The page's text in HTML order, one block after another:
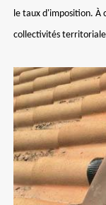
le taux d'imposition. À
collectivités